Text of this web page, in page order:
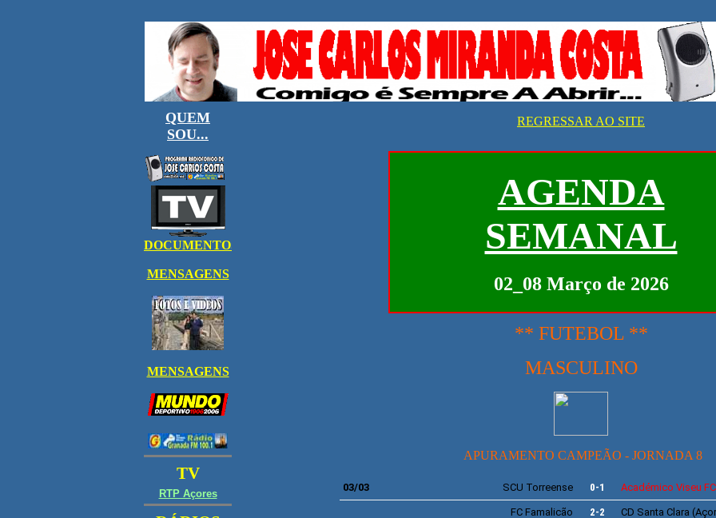
REGRESSAR AO SITE
AGENDA
SEMANAL
02_08 Março de 2026
** FUTEBOL **
MASCULINO
APURAMENTO CAMPEÃO - JORNADA 8
03/03 SCU Torreense 0-1 Académico Viseu FC
FC Famalicão 2-2 CD Santa Clara